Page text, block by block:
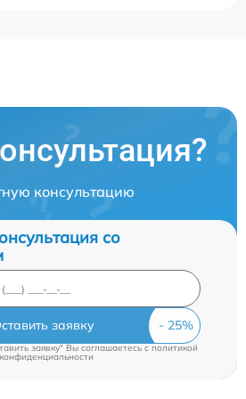
консультацию
со
заявку
заявку" Вы соглашаетесь cполитикой
конфиденциальности